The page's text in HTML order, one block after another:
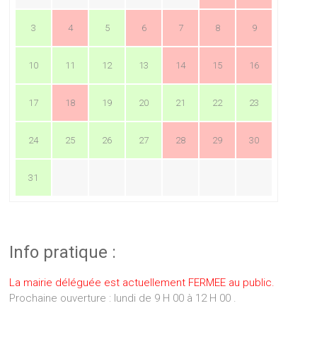
3 4 5 6 7 8 9
10 11 12 13 14 15 16
17 18 19 20 21 22 23
24 25 26 27 28 29 30
31
Info pratique :
La mairie déléguée est actuellement FERMEE au public.
Prochaine ouverture : lundi de 9 H 00 à 12 H 00 .